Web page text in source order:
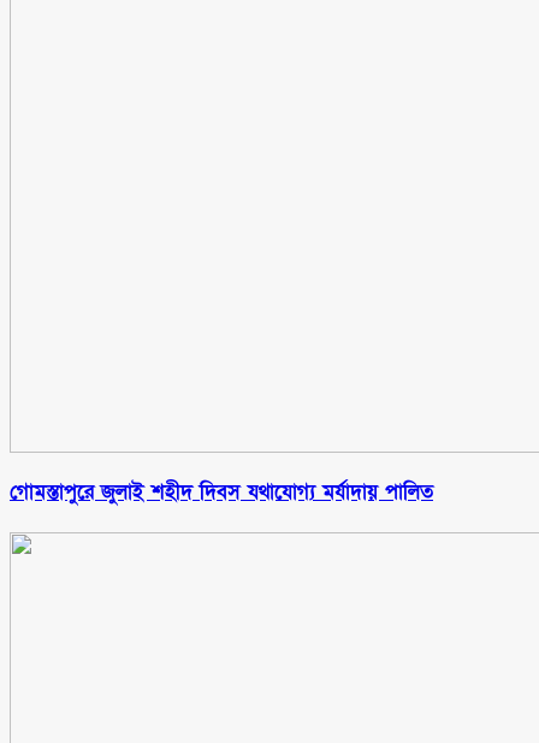
গোমস্তাপুরে জুলাই শহীদ দিবস যথাযোগ্য মর্যাদায় পালিত